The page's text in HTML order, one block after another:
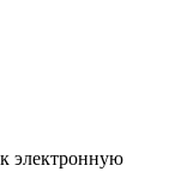
электронную